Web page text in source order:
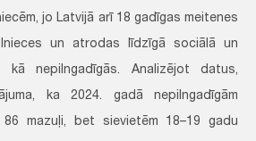
jo Latvijā arī 18 gadīgas meitenes
un atrodas līdzīgā sociālā un
kā nepilngadīgās. Analizējot datus,
ka 2024. gadā nepilngadīgām
86 mazuļi, bet sievietēm 18–19 gadu